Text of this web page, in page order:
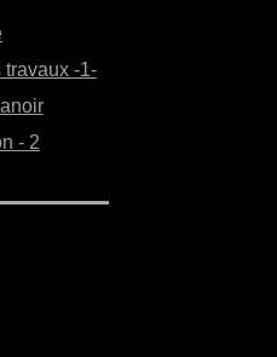
travaux -1-
- 2